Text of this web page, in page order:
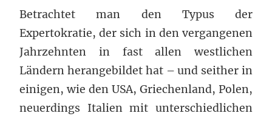
Betrachtet man den Typus der
Expertokratie, der sich in den vergangenen
Jahrzehnten in fast allen westlichen
Ländern herangebildet hat – und seither in
einigen, wie den USA, Griechenland, Polen,
neuerdings Italien mit unterschiedlichen